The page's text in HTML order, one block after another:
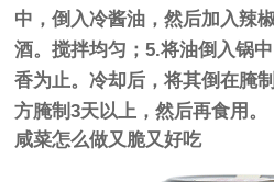
中，倒入冷酱油，然后加入辣
酒。搅拌均匀；5.将油倒入锅
香为止。冷却后，将其倒在腌
方腌制3天以上，然后再食用。
咸菜怎么做又脆又好吃